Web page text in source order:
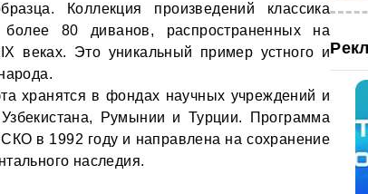
Коллекция произведений классика
более 80 диванов, распространенных на
веках. Это уникальный пример устного и
хранятся в фондах научных учреждений и
Румынии и Турции. Программа
в 1992 году и направлена на сохранение
наследия.